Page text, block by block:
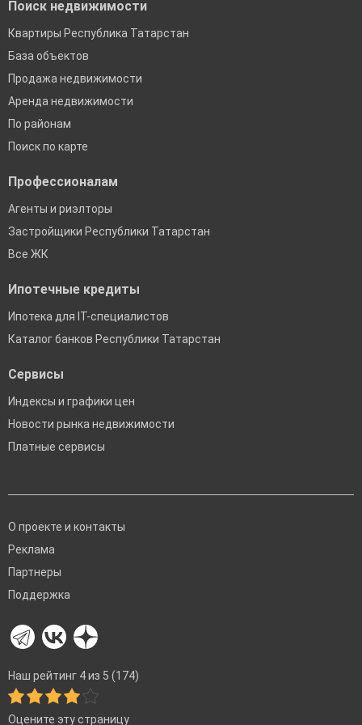
Поиск недвижимости
Квартиры Республика Татарстан
База объектов
Продажа недвижимости
Аренда недвижимости
По районам
Поиск по карте
Профессионалам
Агенты и риэлторы
Застройщики Республики Татарстан
Все ЖК
Ипотечные кредиты
Ипотека для IT-специалистов
Каталог банков Республики Татарстан
Сервисы
Индексы и графики цен
Новости рынка недвижимости
Платные сервисы
О проекте и контакты
Реклама
Партнеры
Поддержка
Наш рейтинг 4 из 5 (174)
Оцените эту страницу